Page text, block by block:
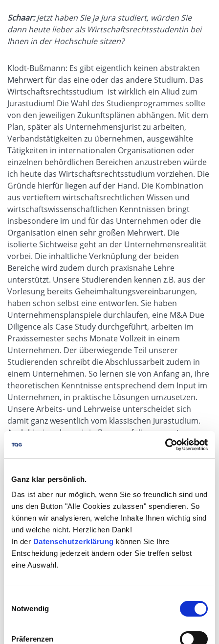
Ganz klar persönlich.
Das ist aber nur möglich, wenn Sie so freundlich sind und
uns den Button "Alle Cookies zulassen" spendieren. So
können wir analysieren, welche Inhalte Ihnen wichtig sind
und welche nicht. Herzlichen Dank!
In der Datenschutzerklärung können Sie Ihre
Entscheidung jederzeit ändern oder Sie treffen selbst
eine Auswahl.
Notwendig
Präferenzen
Schaar:Jetzt haben Sie ja Jura studiert, würden Sie
dann heute lieber als Wirtschaftsrechtsstudentin bei
Ihnen in der Hochschule sitzen?
Klodt-Bußmann: Es gibt eigentlich keinen abstrakten
Mehrwert für das eine oder das andere Studium. Das
Wirtschaftsrechtsstudium ist wirklich ein Aliud zum
Jurastudium! Die Wahl des Studienprogrammes sollte
von den jeweiligen Zukunftsplänen abhängen. Mit dem
Plan, später als Unternehmensjurist zu arbeiten,
Verbandstätigkeiten zu übernehmen, ausgewählte
Tätigkeiten in internationalen Organisationen oder
einzelnen behördlichen Bereichen anzustreben würde
ich heute das Wirtschaftsrechtsstudium vorziehen. Die
Gründe hierfür liegen auf der Hand. Die Kombination
aus vertieftem wirtschaftsrechtlichen Wissen und
wirtschaftswissenschaftlichen Kenntnissen bringt
insbesondere im und für das Unternehmen oder die
Organisation einen sehr großen Mehrwert. Die
isolierte Sichtweise geht an der Unternehmensrealität
vorbei. Die inhaltliche Verknüpfung der beiden
Bereiche wird zudem durch praxisnahe Lehre
unterstützt. Unsere Studierenden kennen z.B. aus der
Vorlesung bereits Geheimhaltungsvereinbarungen,
haben schon selbst eine entworfen. Sie haben
Unternehmensplanspiele durchlaufen, eine M&A Due
Diligence als Case Study durchgeführt, arbeiten im
Praxissemester sechs Monate Vollzeit in einem
Unternehmen. Der überwiegende Teil unserer
Studierenden schreibt die Abschlussarbeit zudem in
einem Unternehmen. So lernen sie von Anfang an, ihre
theoretischen Kenntnisse entsprechend dem Input im
Unternehmen, in praktische Lösungen umzusetzen.
Unsere Arbeits- und Lehrweise unterscheidet sich
damit ganz wesentlich vom klassischen Jurastudium.
Auch hierin sehen wir in Bezug auf die genannten
Tätigkeiten einen ganz klaren Wettbewerbsvorteil.
Immatrikulation? Haben aus Ihrer Erfahrung die jungen
Menschen, die Sie jetzt in Ihre Obhut bekommen,
nämlich lehren dürfen, haben die überhaupt die
Klarheit über den Mehrwert der Praxisintegration?
Klodt-Bußmann:Das ist immer die Frage. Also,
vielleicht darf ich eines noch ergänzen. Wenn man
ganz klar plant, in die Rechtsanwaltschaft zu gehen,
Richtung einschlagen möchte, bei welcher das
jungen Menschen selbstverständlich zum Jurastudium